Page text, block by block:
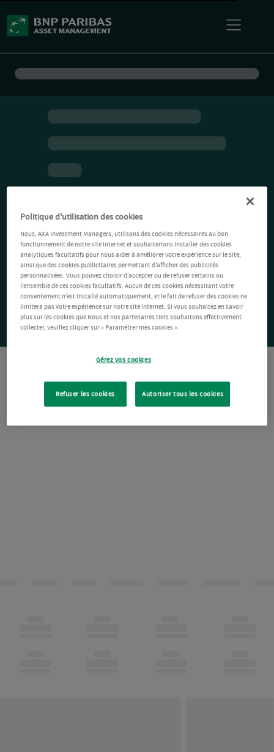
Politique d'utilisation des cookies
Nous, AXA Investment Managers, utilisons des cookies nécessaires au bon
fonctionnement de notre site Internet et souhaiterions installer des cookies
analytiques facultatifs pour nous aider à améliorer votre expérience sur le site,
ainsi que des cookies publicitaires permettant d’afficher des publicités
personnalisées. Vous pouvez choisir d’accepter ou de refuser certains ou
l’ensemble de ces cookies facultatifs. Aucun de ces cookies nécessitant votre
consentement n’est installé automatiquement, et le fait de refuser des cookies ne
limitera pas votre expérience sur notre site Internet. Si vous souhaitez en savoir
plus sur les cookies que Nous et nos partenaires tiers souhaitons effectivement
collecter, veuillez cliquer sur « Paramétrer mes cookies ».
Gérez vos cookies
Refuser les cookies Autoriser tous les cookies